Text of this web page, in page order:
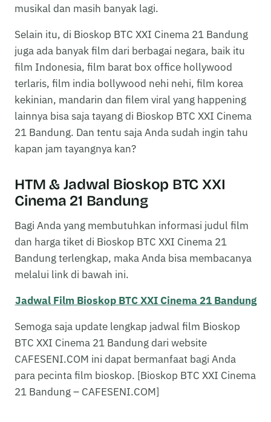
musikal dan masih banyak lagi.
Selain itu, di Bioskop BTC XXI Cinema 21 Bandung
juga ada banyak film dari berbagai negara, baik itu
film Indonesia, film barat box office hollywood
terlaris, film india bollywood nehi nehi, film korea
kekinian, mandarin dan filem viral yang happening
lainnya bisa saja tayang di Bioskop BTC XXI Cinema
21 Bandung. Dan tentu saja Anda sudah ingin tahu
kapan jam tayangnya kan?
HTM & Jadwal Bioskop BTC XXI
Cinema 21 Bandung
Bagi Anda yang membutuhkan informasi judul film
dan harga tiket di Bioskop BTC XXI Cinema 21
Bandung terlengkap, maka Anda bisa membacanya
melalui link di bawah ini.
Jadwal Film Bioskop BTC XXI Cinema 21 Bandung
Semoga saja update lengkap jadwal film Bioskop
BTC XXI Cinema 21 Bandung dari website
CAFESENI.COM ini dapat bermanfaat bagi Anda
para pecinta film bioskop. [Bioskop BTC XXI Cinema
21 Bandung – CAFESENI.COM]